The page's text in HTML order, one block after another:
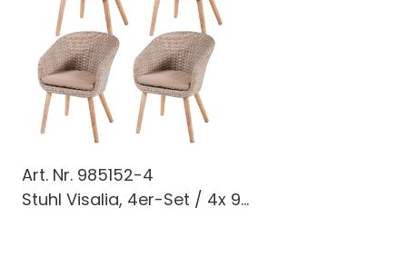
Art. Nr. 985152-4
Stuhl Visalia, 4er-Set / 4x 9...